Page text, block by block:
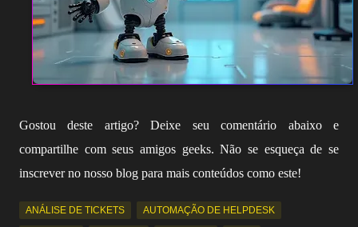
Gostou deste artigo? Deixe seu comentário abaixo e
compartilhe com seus amigos geeks. Não se esqueça de se
inscrever no nosso blog para mais conteúdos como este!
ANÁLISE DE TICKETS AUTOMAÇÃO DE HELPDESK